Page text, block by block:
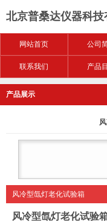
北京普桑达仪器科技
网站首页 公司
联系我们 产品
产品展示
风冷型氙灯老化试验箱
风冷型氙灯老化试验